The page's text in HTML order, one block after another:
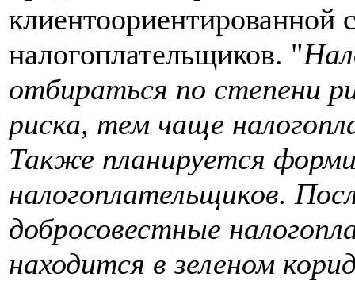
клиентоориентированной
налогоплательщиков. "
отбираться по степени
риска, тем чаще
Также планируется
налогоплательщиков.
добросовестные
находится в зеленом